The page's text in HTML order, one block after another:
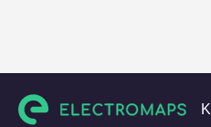
Charging stations